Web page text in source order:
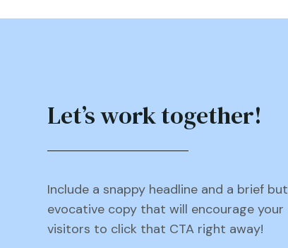
Let’s work together!
Include a snappy headline and a brief but
evocative copy that will encourage your
visitors to click that CTA right away!